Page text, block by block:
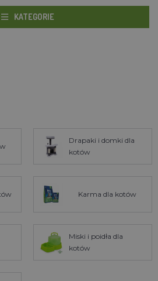
KATEGORIE
Drapaki i domki dla
kotów
Karma dla kotów
Miski i poidła dla
kotów